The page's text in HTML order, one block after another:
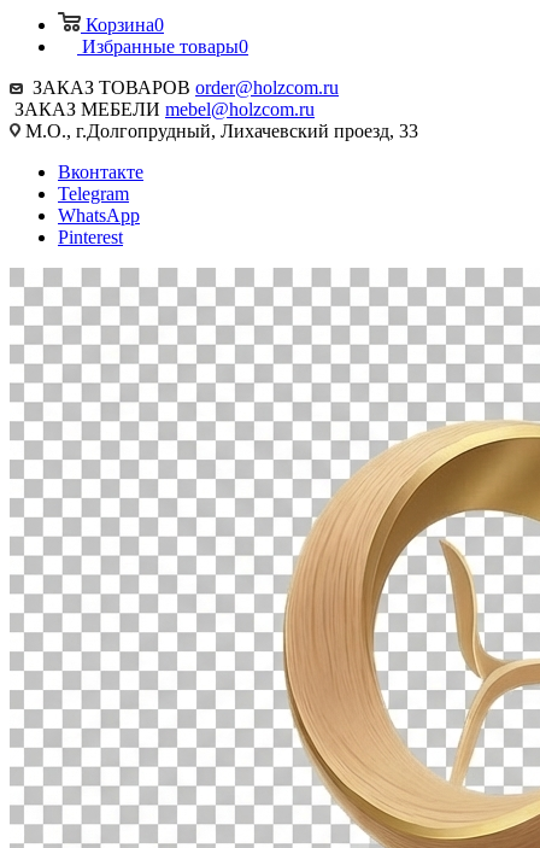
Корзина0
Избранные товары0
ЗАКАЗ ТОВАРОВ order@holzcom.ru
ЗАКАЗ МЕБЕЛИ mebel@holzcom.ru
М.О., г.Долгопрудный, Лихачевский проезд, 33
Вконтакте
Telegram
WhatsApp
Pinterest